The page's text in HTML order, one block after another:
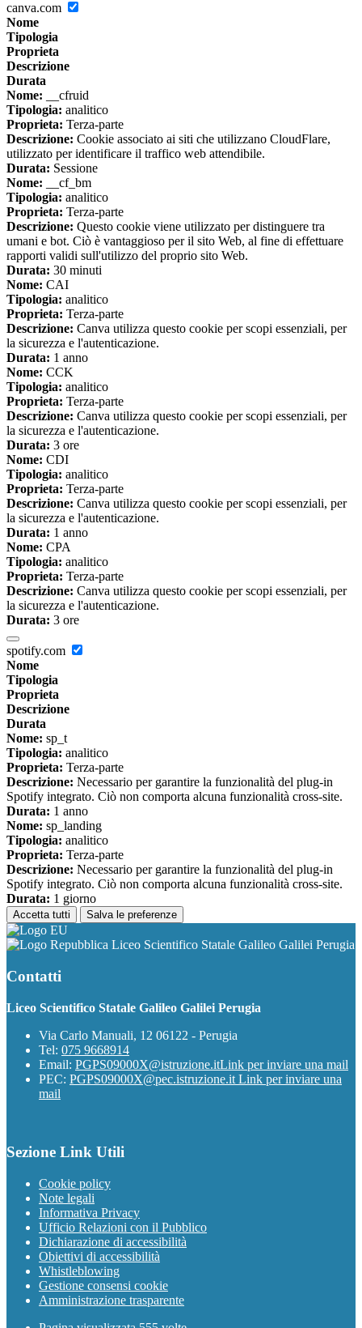
canva.com
Nome
Tipologia
Proprieta
Descrizione
Durata
Nome: __cfruid
Tipologia: analitico
Proprieta: Terza-parte
Descrizione: Cookie associato ai siti che utilizzano CloudFlare,
utilizzato per identificare il traffico web attendibile.
Durata: Sessione
Nome: __cf_bm
Tipologia: analitico
Proprieta: Terza-parte
Descrizione: Questo cookie viene utilizzato per distinguere tra
umani e bot. Ciò è vantaggioso per il sito Web, al fine di effettuare
rapporti validi sull'utilizzo del proprio sito Web.
Durata: 30 minuti
Nome: CAI
Tipologia: analitico
Proprieta: Terza-parte
Descrizione: Canva utilizza questo cookie per scopi essenziali, per
la sicurezza e l'autenticazione.
Durata: 1 anno
Nome: CCK
Tipologia: analitico
Proprieta: Terza-parte
Descrizione: Canva utilizza questo cookie per scopi essenziali, per
la sicurezza e l'autenticazione.
Durata: 3 ore
Nome: CDI
Tipologia: analitico
Proprieta: Terza-parte
Descrizione: Canva utilizza questo cookie per scopi essenziali, per
la sicurezza e l'autenticazione.
Durata: 1 anno
Nome: CPA
Tipologia: analitico
Proprieta: Terza-parte
Descrizione: Canva utilizza questo cookie per scopi essenziali, per
la sicurezza e l'autenticazione.
Durata: 3 ore
spotify.com
Nome
Tipologia
Proprieta
Descrizione
Durata
Nome: sp_t
Tipologia: analitico
Proprieta: Terza-parte
Descrizione: Necessario per garantire la funzionalità del plug-in
Spotify integrato. Ciò non comporta alcuna funzionalità cross-site.
Durata: 1 anno
Nome: sp_landing
Tipologia: analitico
Proprieta: Terza-parte
Descrizione: Necessario per garantire la funzionalità del plug-in
Spotify integrato. Ciò non comporta alcuna funzionalità cross-site.
Durata: 1 giorno
Accetta tutti Salva le preferenze
Liceo Scientifico Statale Galileo Galilei Perugia
Contatti
Liceo Scientifico Statale Galileo Galilei Perugia
Via Carlo Manuali, 12 06122 - Perugia
Tel: 075 9668914
Email: PGPS09000X@istruzione.itLink per inviare una mail
PEC: PGPS09000X@pec.istruzione.it Link per inviare una
mail
Sezione Link Utili
Cookie policy
Note legali
Informativa Privacy
Ufficio Relazioni con il Pubblico
Dichiarazione di accessibilità
Obiettivi di accessibilità
Whistleblowing
Gestione consensi cookie
Amministrazione trasparente